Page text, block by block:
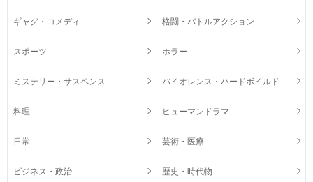
ギャグ・コメディ 格闘・バトルアクション
スポーツ ホラー
ミステリー・サスペンス バイオレンス・ハードボイルド
料理 ヒューマンドラマ
日常 芸術・医療
ビジネス・政治 歴史・時代物